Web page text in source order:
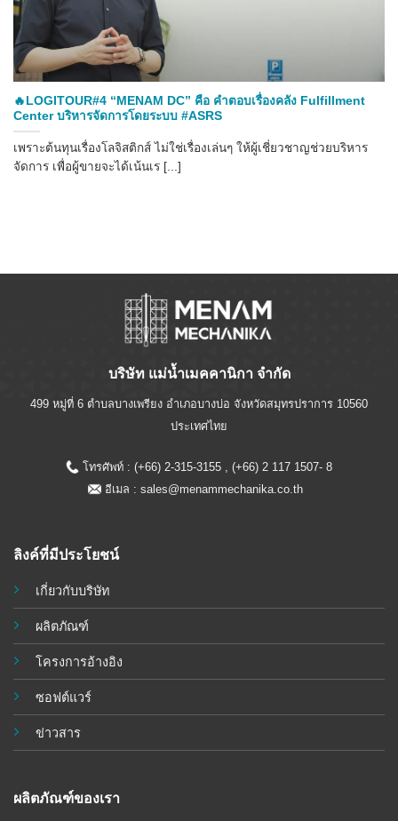
🔥LOGITOUR#4 “MENAM DC” คือ คำตอบเรื่องคลัง Fulfillment
Center บริหารจัดการโดยระบบ #ASRS
เพราะต้นทุนเรื่องโลจิสติกส์ ไม่ใช่เรื่องเล่นๆ ให้ผู้เชี่ยวชาญช่วยบริหาร
จัดการ เพื่อผู้ขายจะได้เน้นเร [...]
บริษัท แม่น้ำเมคคานิกา จำกัด
499 หมู่ที่ 6 ตำบลบางเพรียง อำเภอบางบ่อ จังหวัดสมุทรปราการ 10560
ประเทศไทย
โทรศัพท์ : (+66) 2-315-3155 , (+66) 2 117 1507- 8
อีเมล : sales@menammechanika.co.th
ลิงค์ที่มีประโยชน์
เกี่ยวกับบริษัท
ผลิตภัณฑ์
โครงการอ้างอิง
ซอฟต์แวร์
ข่าวสาร
ผลิตภัณฑ์ของเรา